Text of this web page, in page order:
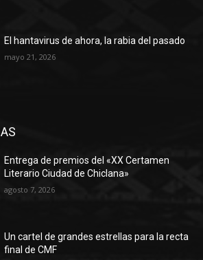
El hantavirus de ahora, la rabia del pasado
mayo 21, 2026
Entrega de premios del «XX Certamen
Literario Ciudad de Chiclana»
agosto 7, 2026
Un cartel de grandes estrellas para la recta
final de CMF